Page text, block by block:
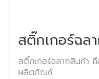
สติ๊กเกอร์ฉล
สติ๊กเกอร์ฉลากสินค้า
ผลิตภัณฑ์